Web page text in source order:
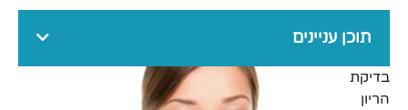
תוכן עניינים
בדיקת
הריון